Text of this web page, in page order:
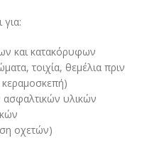
και κατακόρυφων
τοιχία, θεμέλια πριν
υλικών
οχετών)